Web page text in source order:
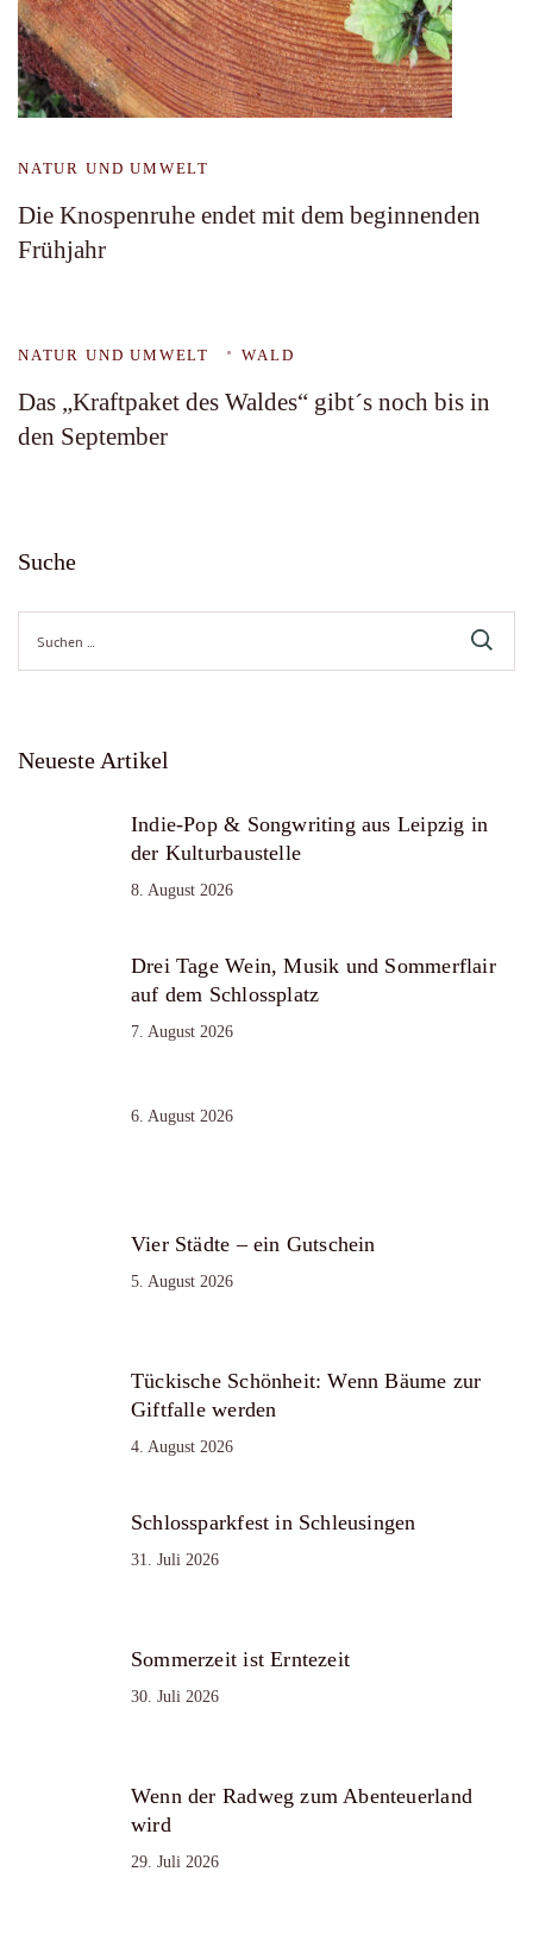
NATUR UND UMWELT
Die Knospenruhe endet mit dem beginnenden
Frühjahr
NATUR UND UMWELT WALD
Das „Kraftpaket des Waldes“ gibt´s noch bis in
den September
Suche
nach:
Neueste Artikel
Indie-Pop & Songwriting aus Leipzig in
der Kulturbaustelle
8. August 2026
Drei Tage Wein, Musik und Sommerflair
auf dem Schlossplatz
7. August 2026
6. August 2026
Vier Städte – ein Gutschein
5. August 2026
Tückische Schönheit: Wenn Bäume zur
Giftfalle werden
4. August 2026
Schlossparkfest in Schleusingen
31. Juli 2026
Sommerzeit ist Erntezeit
30. Juli 2026
Wenn der Radweg zum Abenteuerland
wird
29. Juli 2026